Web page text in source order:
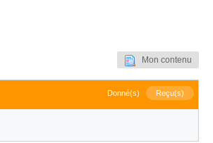
Mon contenu
Donné(s) Reçu(s)